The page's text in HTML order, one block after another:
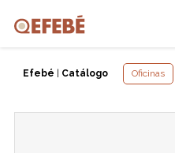
Efebé Catálogo Oficinas